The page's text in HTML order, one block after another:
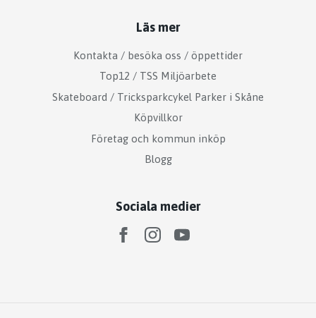
Läs mer
Kontakta / besöka oss / öppettider
Top12 / TSS Miljöarbete
Skateboard / Tricksparkcykel Parker i Skåne
Köpvillkor
Företag och kommun inköp
Blogg
Sociala medier